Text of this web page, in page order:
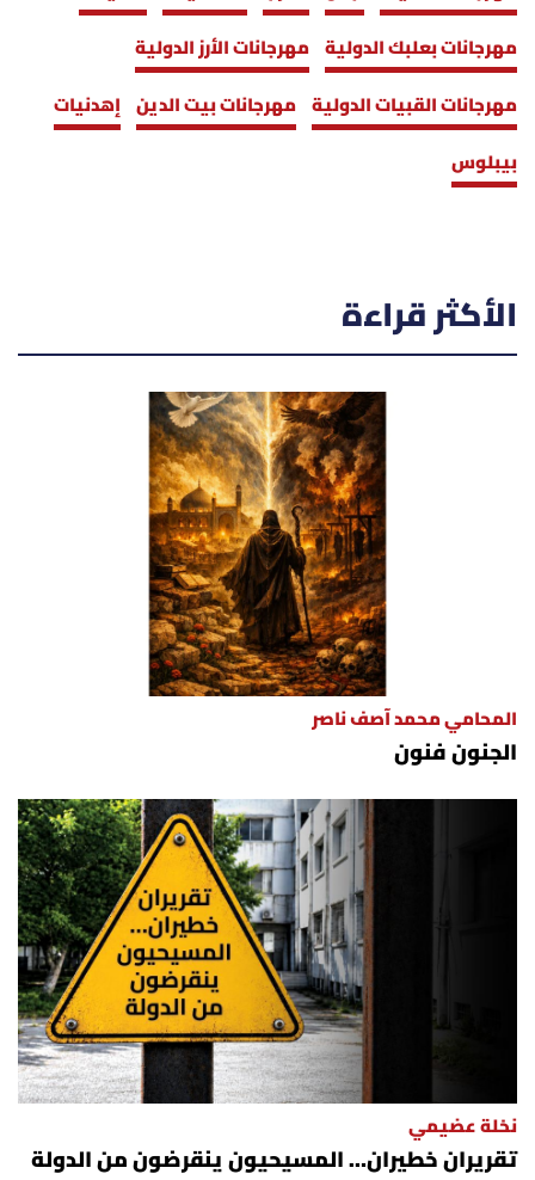
مهرجانات بعلبك الدولية مهرجانات الأرز الدولية
مهرجانات القبيات الدولية مهرجانات بيت الدين إهدنيات
بيبلوس
الأكثر قراءة
المحامي محمد آصف ناصر
الجنون فنون
نخلة عضيمي
تقريران خطيران… المسيحيون ينقرضون من الدولة